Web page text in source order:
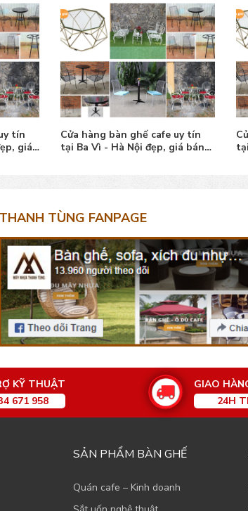
tín
bán
Cửa hàng bàn ghế cafe uy tín
tại Chương Mỹ - Hà Nội đẹp, giá
THANH TÙNG FANPAGE
KỸ THUẬT
671 958
GIAO
24H
SẢN PHẨM BÀN GHẾ
Quán cafe – Kinh doanh